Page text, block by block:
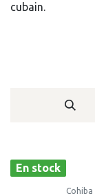
cubain.
En stock
Cohiba